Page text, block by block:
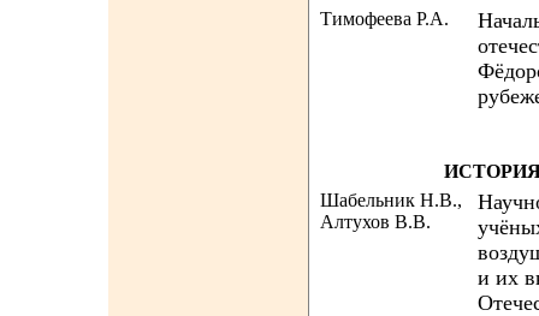
Тимофеева Р.А.
Шабельник Н.В.,
Алтухов В.В.
и их